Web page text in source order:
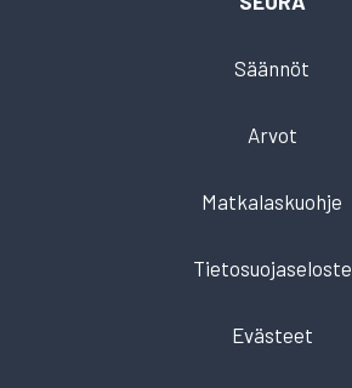
Säännöt
Arvot
Matkalaskuohje
Tietosuojaseloste
Evästeet